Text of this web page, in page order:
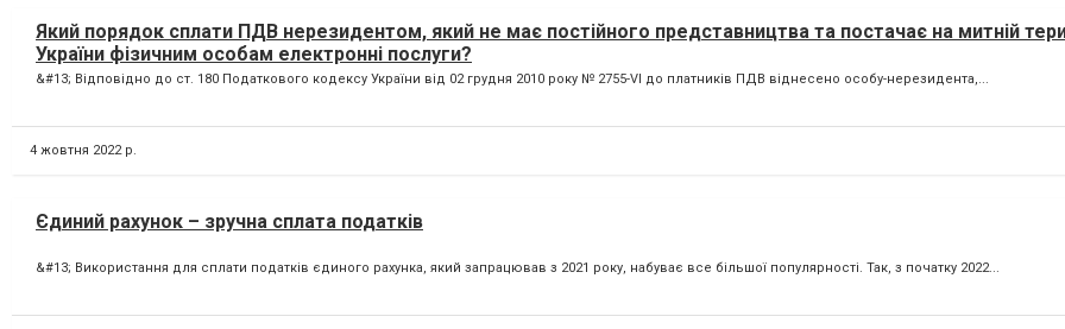
Який порядок сплати ПДВ нерезидентом, який не має постійного представництва та постачає на митній
України фізичним особам електронні послуги?
&#13; Відповідно до ст. 180 Податкового кодексу України від 02 грудня 2010 року № 2755-VI до платників ПДВ віднесено особу-нерезидента,...
4 жовтня 2022 р.
Єдиний рахунок – зручна сплата податків
&#13; Використання для сплати податків єдиного рахунка, який запрацював з 2021 року, набуває все більшої популярності. Так, з початку 2022...